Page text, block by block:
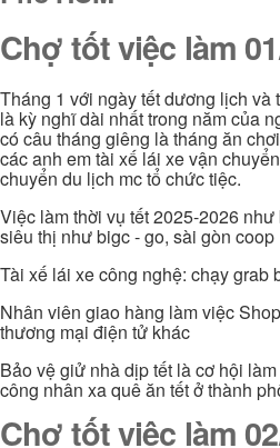
Chợ tốt việc làm
Tháng 1 với ngày tết dương lịch và
là kỳ nghĩ dài nhất trong năm của
có câu tháng giêng là tháng ăn
các anh em tài xế lái xe vận
chuyển du lịch mc tổ chức tiệc.
Việc làm thời vụ tết 2025-2026
siêu thị như bigc - go, sài gòn coop
Tài xế lái xe công nghệ: chạy grab
Nhân viên giao hàng làm việc
thương mại điện tử khác
Bảo vệ giử nhà dịp tết là cơ hội
công nhân xa quê ăn tết ở thành
Chợ tốt việc làm